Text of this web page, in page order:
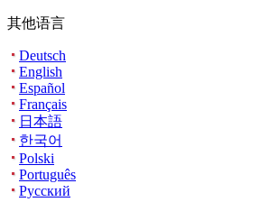
其他语言
Deutsch
English
Español
Français
日本語
한국어
Polski
Português
Русский